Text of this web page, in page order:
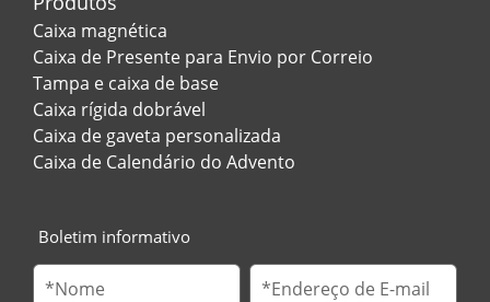
Caixa magnética
Caixa de Presente para Envio por Correio
Tampa e caixa de base
Caixa rígida dobrável
Caixa de gaveta personalizada
Caixa de Calendário do Advento
Boletim informativo